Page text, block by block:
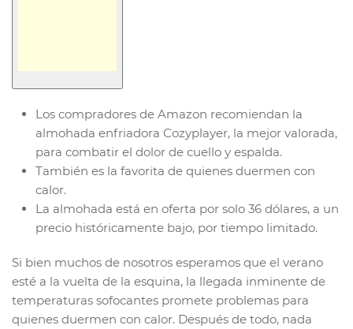
Los compradores de Amazon recomiendan la
almohada enfriadora Cozyplayer, la mejor valorada,
para combatir el dolor de cuello y espalda.
También es la favorita de quienes duermen con
calor.
La almohada está en oferta por solo 36 dólares, a un
precio históricamente bajo, por tiempo limitado.
Si bien muchos de nosotros esperamos que el verano
esté a la vuelta de la esquina, la llegada inminente de
temperaturas sofocantes promete problemas para
quienes duermen con calor. Después de todo, nada